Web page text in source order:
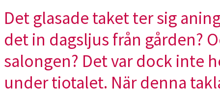
Det glasade taket ter sig
det in dagsljus från gården?
salongen? Det var dock inte
under tiotalet. När denna